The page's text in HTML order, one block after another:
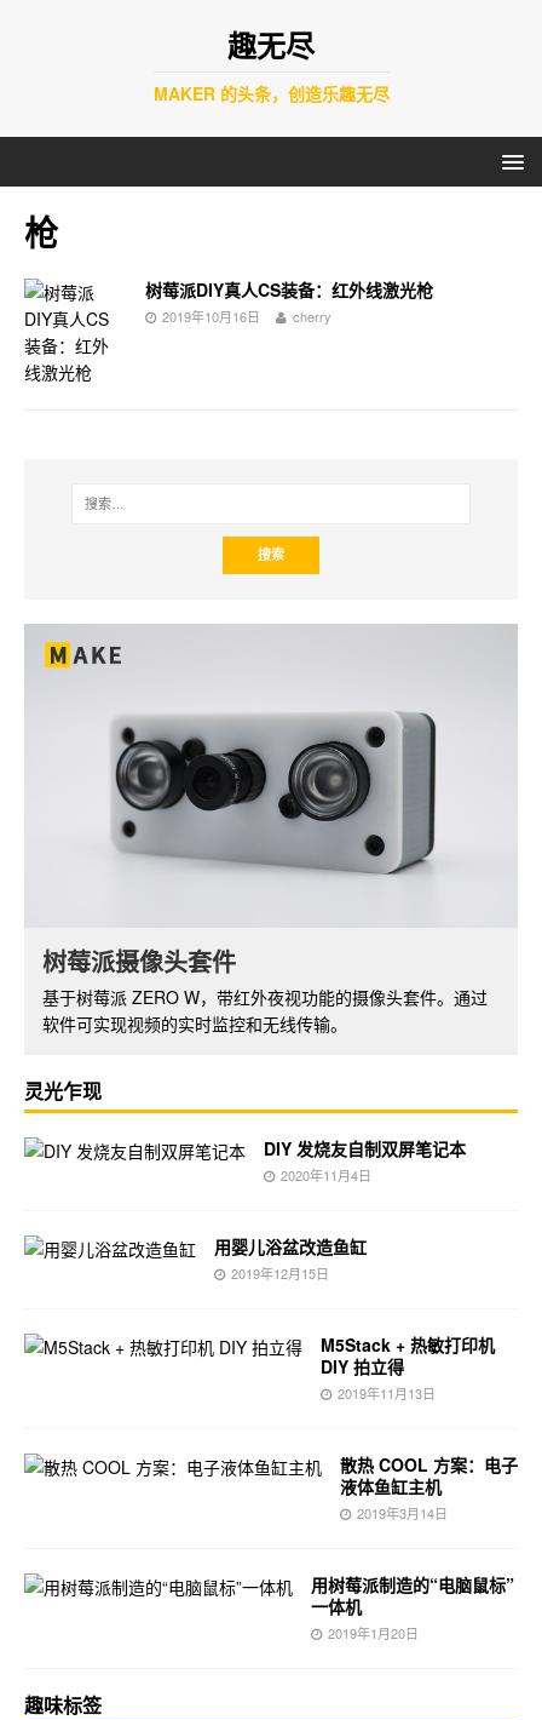
趣无尽
MAKER 的头条，创造乐趣无尽
枪
树莓派DIY真人CS装备：红外线激光枪
2019年10月16日 cherry
NXEZ Cube 小方屏 DIY 套件
小方屏系列基于 ESP8266 开发板，支持 WiFi 功能，配备
OLED 显示屏。可以开发出丰富的功能和应用。
树莓派摄像头套件
基于树莓派 ZERO W，带红外夜视功能的摄像头套件。通过
软件可实现视频的实时监控和无线传输。
灵光乍现
DIY 发烧友自制双屏笔记本
2020年11月4日
用婴儿浴盆改造鱼缸
2019年12月15日
M5Stack + 热敏打印机
DIY 拍立得
2019年11月13日
散热 COOL 方案：电子
液体鱼缸主机
2019年3月14日
用树莓派制造的“电脑鼠标”
一体机
2019年1月20日
趣味标签